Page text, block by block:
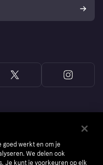
goed werkt en om je
We delen ook
Je kunt je voorkeuren op elk